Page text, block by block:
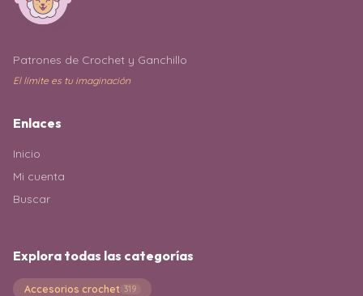
Patrones de Crochet y Ganchillo
El límite es tu imaginación
Enlaces
Inicio
Mi cuenta
Buscar
Explora todas las categorías
Accesorios crochet 319